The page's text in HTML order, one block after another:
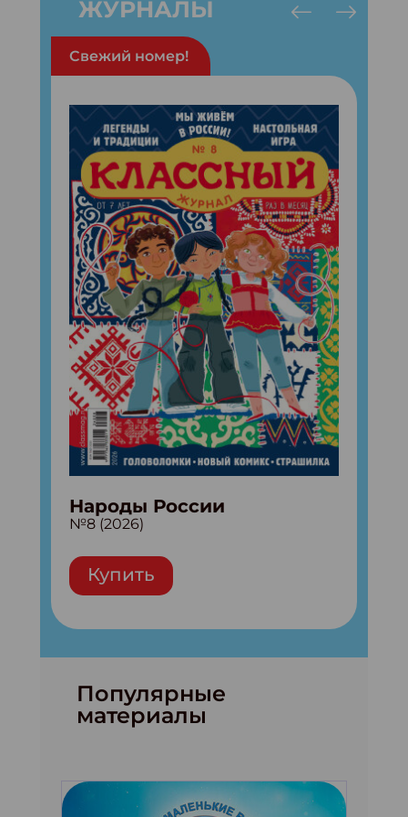
ЖУРНАЛЫ
Свежий номер!
Народы России
№8 (2026)
Купить
Популярные
материалы